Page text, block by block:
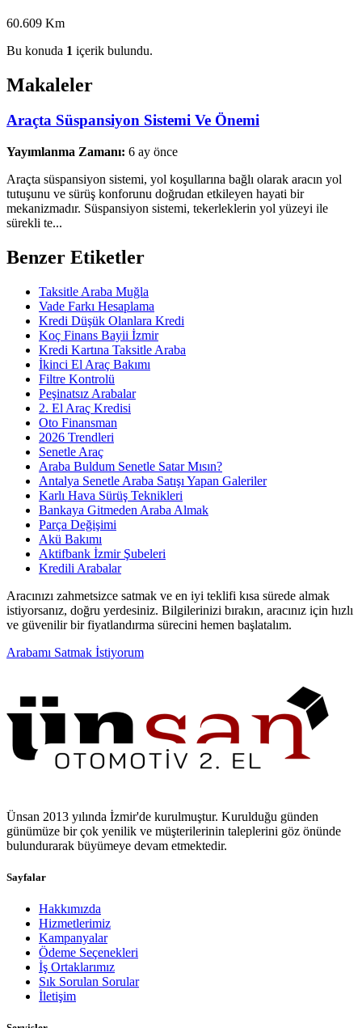
60.609 Km
Bu konuda 1 içerik bulundu.
Makaleler
Araçta Süspansiyon Sistemi Ve Önemi
Yayımlanma Zamanı: 6 ay önce
Araçta süspansiyon sistemi, yol koşullarına bağlı olarak aracın yol
tutuşunu ve sürüş konforunu doğrudan etkileyen hayati bir
mekanizmadır. Süspansiyon sistemi, tekerleklerin yol yüzeyi ile
sürekli te...
Benzer Etiketler
Taksitle Araba Muğla
Vade Farkı Hesaplama
Kredi Düşük Olanlara Kredi
Koç Finans Bayii İzmir
Kredi Kartına Taksitle Araba
İkinci El Araç Bakımı
Filtre Kontrolü
Peşinatsız Arabalar
2. El Araç Kredisi
Oto Finansman
2026 Trendleri
Senetle Araç
Araba Buldum Senetle Satar Mısın?
Antalya Senetle Araba Satışı Yapan Galeriler
Karlı Hava Sürüş Teknikleri
Bankaya Gitmeden Araba Almak
Parça Değişimi
Akü Bakımı
Aktifbank İzmir Şubeleri
Kredili Arabalar
Aracınızı zahmetsizce satmak ve en iyi teklifi kısa sürede almak
istiyorsanız, doğru yerdesiniz. Bilgilerinizi bırakın, aracınız için hızlı
ve güvenilir bir fiyatlandırma sürecini hemen başlatalım.
Arabamı Satmak İstiyorum
Ünsan 2013 yılında İzmir'de kurulmuştur. Kurulduğu günden
günümüze bir çok yenilik ve müşterilerinin taleplerini göz önünde
bulundurarak büyümeye devam etmektedir.
Sayfalar
Hakkımızda
Hizmetlerimiz
Kampanyalar
Ödeme Seçenekleri
İş Ortaklarımız
Sık Sorulan Sorular
İletişim